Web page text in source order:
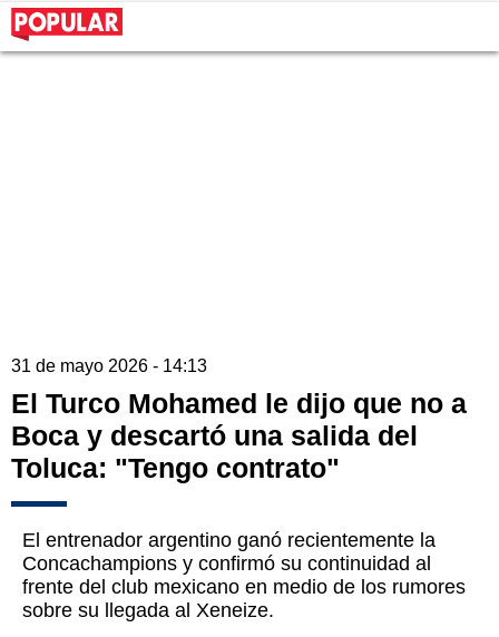
31 de mayo 2026 - 14:13
El Turco Mohamed le dijo que no a
Boca y descartó una salida del
Toluca: "Tengo contrato"
El entrenador argentino ganó recientemente la
Concachampions y confirmó su continuidad al
frente del club mexicano en medio de los rumores
sobre su llegada al Xeneize.